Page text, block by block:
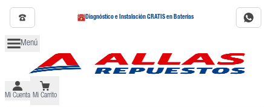
Diagnóstico e Instalación GRATIS en Baterías
Menú
Mi Cuenta Mi Carrito